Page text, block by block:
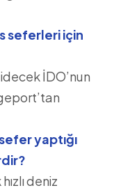
seferleri için
İDO’nun
yaptığı
deniz